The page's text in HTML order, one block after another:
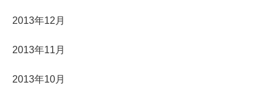
2013年12月
2013年11月
2013年10月